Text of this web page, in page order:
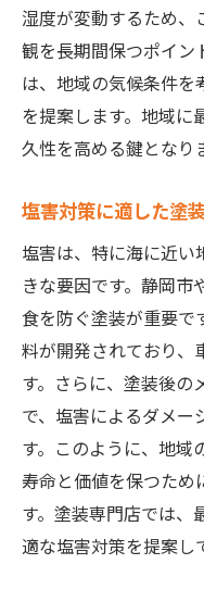
湿度が変動するため、
観を長期間保つポイン
は、地域の気候条件を
を提案します。地域
久性を高める鍵となり
塩害対策に適した塗
塩害は、特に海に近い
きな要因です。静岡市
食を防ぐ塗装が重要で
料が開発されており、
す。さらに、塗装後の
で、塩害によるダメー
す。このように、地域
寿命と価値を保つため
す。塗装専門店では、
適な塩害対策を提案し